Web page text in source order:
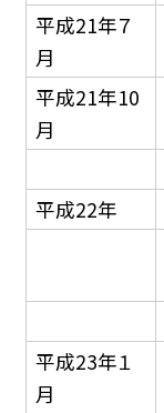
平成21年７
月
平成21年10
月
平成22年
平成23年１
月